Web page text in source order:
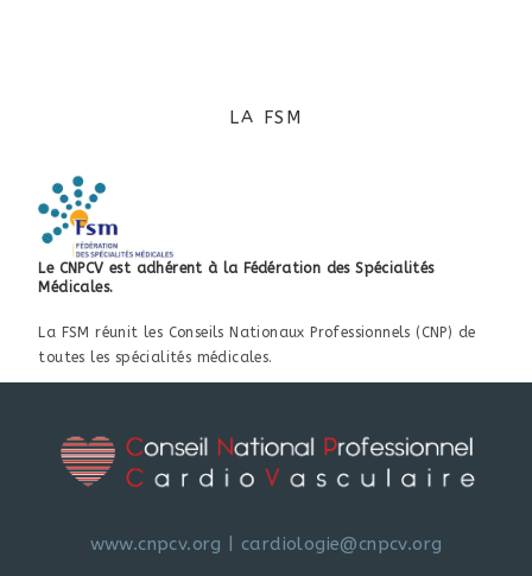
LA FSM
Le CNPCV est adhérent à la Fédération des Spécialités
Médicales.
La FSM réunit les Conseils Nationaux Professionnels (CNP) de
toutes les spécialités médicales.
www.cnpcv.org cardiologie@cnpcv.org